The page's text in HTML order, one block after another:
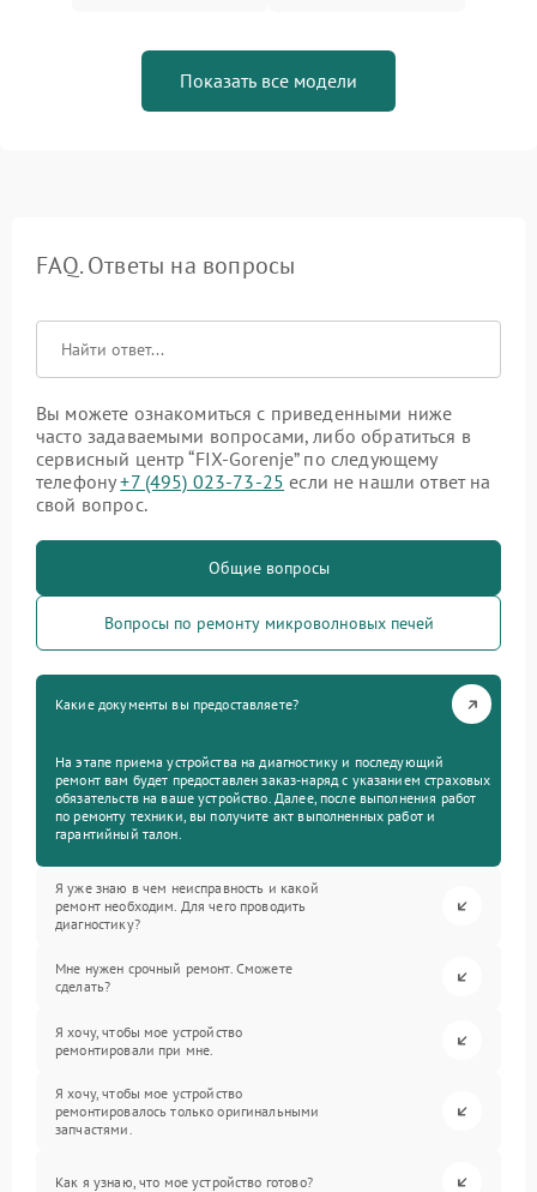
Показать все модели
FAQ. Ответы на вопросы
Вы можете ознакомиться с приведенными ниже
часто задаваемыми вопросами, либо обратиться в
сервисный центр “FIX-Gorenje” по следующему
телефону+7 (495) 023-73-25 если не нашли ответ на
свой вопрос.
Общие вопросы
Вопросы по ремонту микроволновых печей
Какие документы вы предоставляете?
На этапе приема устройства на диагностику и последующий
ремонт вам будет предоставлен заказ-наряд с указанием страховых
обязательств на ваше устройство. Далее, после выполнения работ
по ремонту техники, вы получите акт выполненных работ и
гарантийный талон.
Я уже знаю в чем неисправность и какой
ремонт необходим. Для чего проводить
диагностику?
Мне нужен срочный ремонт. Сможете
сделать?
Я хочу, чтобы мое устройство
ремонтировали при мне.
Я хочу, чтобы мое устройство
ремонтировалось только оригинальными
запчастями.
Как я узнаю, что мое устройство готово?